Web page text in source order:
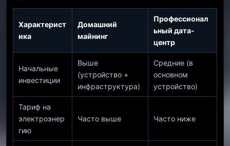
Характерист
ика
Домашний
майнинг
Профессионал
ьный дата-
центр
Начальные
инвестиции
Выше
(устройство +
инфраструктура)
Средние (в
основном
устройство)
Тариф на
электроэнер
гию
Часто выше Часто ниже